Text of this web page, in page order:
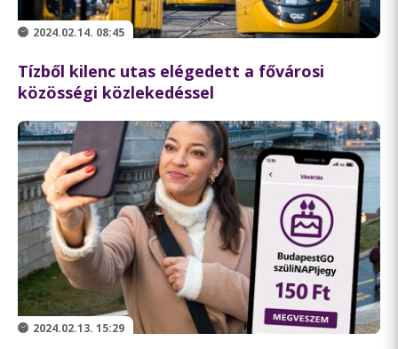
2024.02.14. 08:45
Tízből kilenc utas elégedett a fővárosi
közösségi közlekedéssel
2024.02.13. 15:29